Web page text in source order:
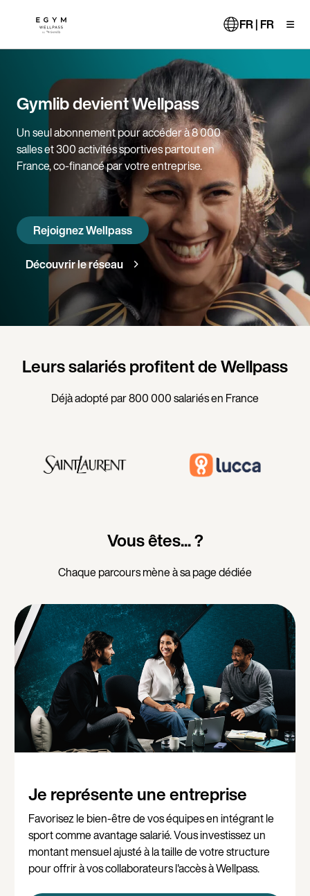
contenu FR | FR
Gymlib devient Wellpass
Un seul abonnement pour accéder à 8 000
salles et 300 activités sportives partout en
France, co-financé par votre entreprise.
Rejoignez Wellpass
Découvrir le réseau
Leurs salariés profitent de Wellpass
Déjà adopté par 800 000 salariés en France
Vous êtes... ?
Chaque parcours mène à sa page dédiée
Je représente une entreprise
Favorisez le bien-être de vos équipes en intégrant le
sport comme avantage salarié. Vous investissez un
montant mensuel ajusté à la taille de votre structure
pour offrir à vos collaborateurs l'accès à Wellpass.